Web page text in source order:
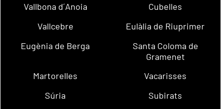
Vallbona d´Anoia
Cubelles
Vallcebre
Eulàlia de Riuprimer
Eugènia de Berga
Santa Coloma de
Gramenet
Martorelles
Vacarisses
Súria
Subirats